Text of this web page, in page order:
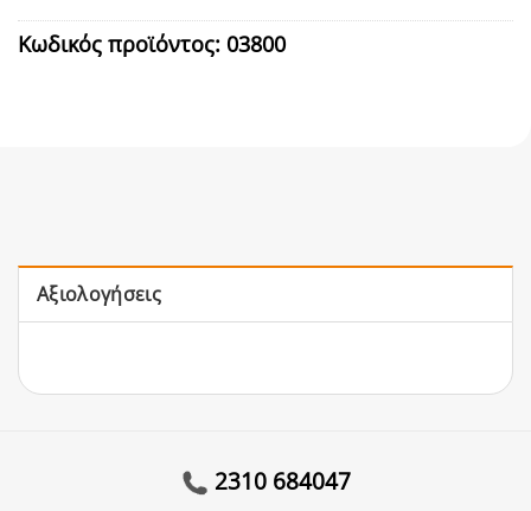
Κωδικός προϊόντος: 03800
Αξιολογήσεις
2310 684047